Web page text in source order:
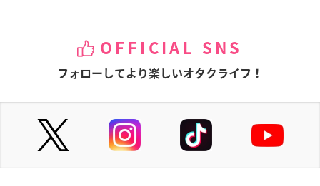
OFFICIAL SNS
フォローしてより楽しいオタクライフ！